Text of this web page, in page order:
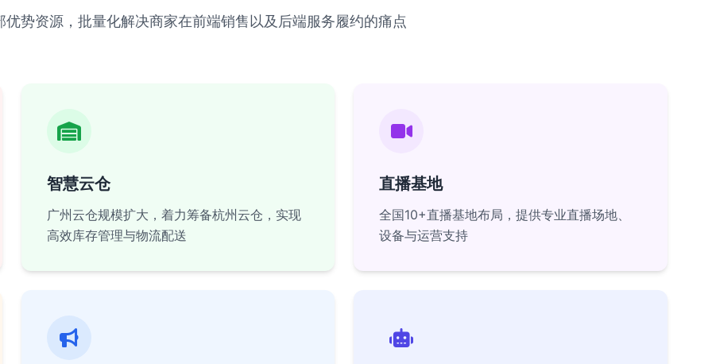
优势资源，批量化解决商家在前端销售以及后端服务履约的痛点
智慧云仓
广州云仓规模扩大，着力筹备杭州云仓，实现
高效库存管理与物流配送
直播基地
全国10+直播基地布局，提供专业直播场地、
设备与运营支持